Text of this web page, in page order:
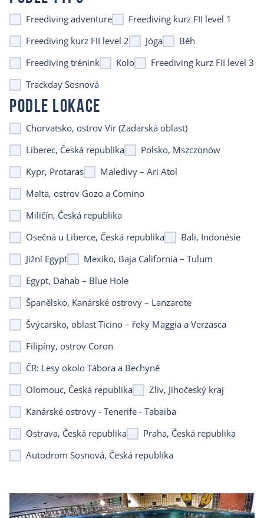
Freediving adventure
Freediving kurz FII level 1
Freediving kurz FII level 2
Jóga
Běh
Freediving trénink
Kolo
Freediving kurz FII level 3
Trackday Sosnová
PODLE LOKACE
Chorvatsko, ostrov Vir (Zadarská oblast)
Liberec, Česká republika
Polsko, Mszczonów
Kypr, Protaras
Maledivy – Ari Atol
Malta, ostrov Gozo a Comino
Miličín, Česká republika
Osečná u Liberce, Česká republika
Bali, Indonésie
Jižní Egypt
Mexiko, Baja California – Tulum
Egypt, Dahab – Blue Hole
Španělsko, Kanárské ostrovy – Lanzarote
Švýcarsko, oblast Ticino – řeky Maggia a Verzasca
Filipíny, ostrov Coron
ČR: Lesy okolo Tábora a Bechyně
Olomouc, Česká republika
Zliv, Jihočeský kraj
Kanárské ostrovy - Tenerife - Tabaiba
Ostrava, Česká republika
Praha, Česká republika
Autodrom Sosnová, Česká republika